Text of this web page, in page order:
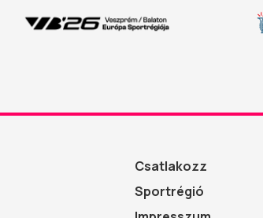
Csatlakozz
Sportrégió